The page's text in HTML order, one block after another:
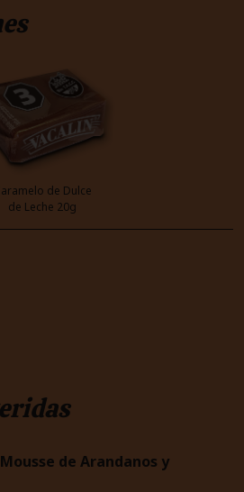
de Dulce
de Leche 20g
de Arandanos y